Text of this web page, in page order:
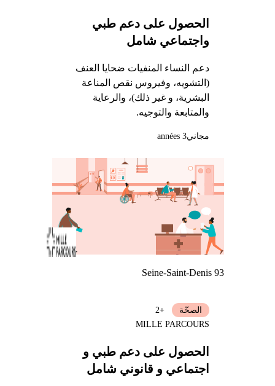
الحصول على دعم طبي
واجتماعي شامل
دعم النساء المنفيات ضحايا العنف
(التشويه، وفيروس نقص المناعة
البشرية، و غير ذلك)، والرعاية
والمتابعة والتوجيه.
مجاني3 années
Seine-Saint-Denis 93
الحصول على دعم طبي و
اجتماعي و قانوني شامل
الصحّة
+2
MILLE PARCOURS